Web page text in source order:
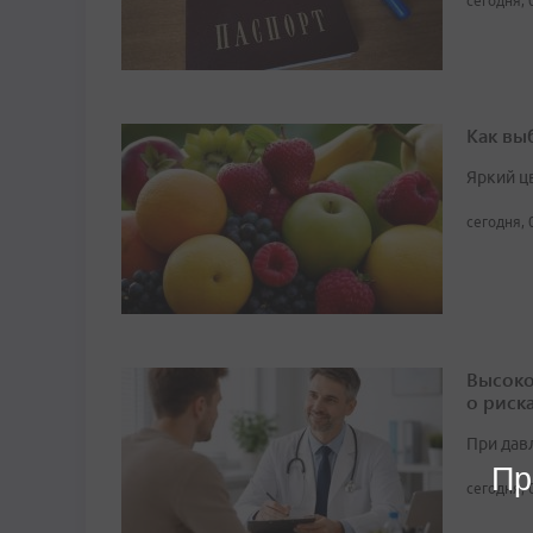
Как
Яркий
сегодня,
о
При
сегодня,